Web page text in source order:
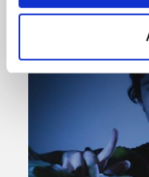
Identify your
specific
Find out more about
and set your
Guk eta gure
prozesatzen ditugu,
Urbiako zelaiak